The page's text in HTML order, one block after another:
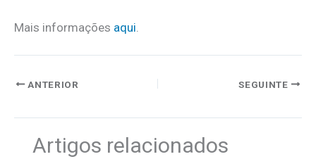
Mais informações aqui
ANTERIOR SEGUINTE
Artigos relacionados